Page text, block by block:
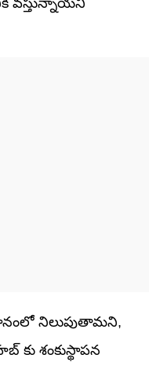
నిలుపుతామని,
కు శంకుస్థాపన